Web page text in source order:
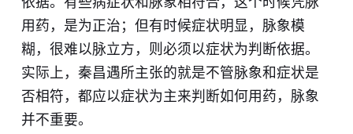
用药，是为正治；但有时候症状明显，脉象模
糊，很难以脉立方，则必须以症状为判断依据。
实际上，秦昌遇所主张的就是不管脉象和症状是
否相符，都应以症状为主来判断如何用药，脉象
并不重要。